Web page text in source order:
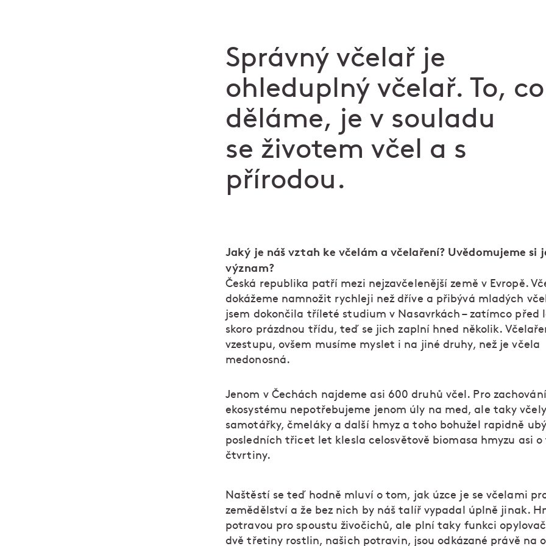
Správný včelař je
ohleduplný včelař. To, co
děláme, je v souladu
se životem včel a s
přírodou.
Jaký je náš vztah ke včelám a včelaření? Uvědomujeme si
význam?
Česká republika patří mezi nejzavčelenější země v Evropě.
dokážeme namnožit rychleji než dříve a přibývá mladých
jsem dokončila tříleté studium v Nasavrkách – zatímco před
skoro prázdnou třídu, teď se jich zaplní hned několik.
vzestupu, ovšem musíme myslet i na jiné druhy, než je včela
medonosná.
Jenom v Čechách najdeme asi 600 druhů včel. Pro zachování
ekosystému nepotřebujeme jenom úly na med, ale taky včely
samotářky, čmeláky a další hmyz a toho bohužel rapidně
posledních třicet let klesla celosvětově biomasa hmyzu asi o
čtvrtiny.
Naštěstí se teď hodně mluví o tom, jak úzce je se včelami
zemědělství a že bez nich by náš talíř vypadal úplně jinak.
potravou pro spoustu živočichů, ale plní taky funkci
dvě třetiny rostlin, našich potravin, jsou odkázané právě na